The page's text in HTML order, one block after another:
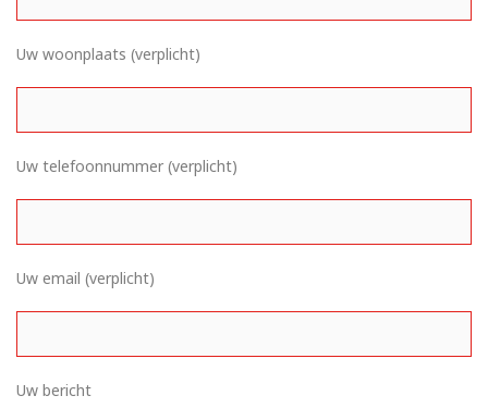
Uw woonplaats (verplicht)
Uw telefoonnummer (verplicht)
Uw email (verplicht)
Uw bericht